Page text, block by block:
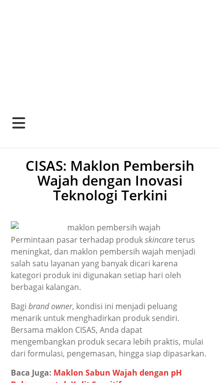
CISAS: Maklon Pembersih
Wajah dengan Inovasi
Teknologi Terkini
Permintaan pasar terhadap produkskincareterus
meningkat, dan maklon pembersih wajah menjadi
salah satu layanan yang banyak dicari karena
kategori produk ini digunakan setiap hari oleh
berbagai kalangan.
Bagibrand owner, kondisi ini menjadi peluang
menarik untuk menghadirkan produk sendiri.
Bersama maklon CISAS, Anda dapat
mengembangkan produk secara lebih praktis, mulai
dari formulasi, pengemasan, hingga siap dipasarkan.
Baca Juga: Maklon Sabun Wajah dengan pH